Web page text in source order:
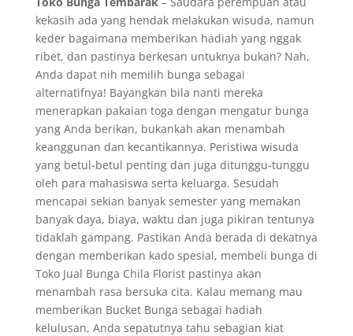
kekasih ada yang hendak melakukan wisuda, namun
keder bagaimana memberikan hadiah yang nggak
ribet, dan pastinya berkesan untuknya bukan? Nah,
Anda dapat nih memilih bunga sebagai
alternatifnya! Bayangkan bila nanti mereka
menerapkan pakaian toga dengan mengatur bunga
yang Anda berikan, bukankah akan menambah
keanggunan dan kecantikannya. Peristiwa wisuda
yang betul-betul penting dan juga ditunggu-tunggu
oleh para mahasiswa serta keluarga. Sesudah
mencapai sekian banyak semester yang memakan
banyak daya, biaya, waktu dan juga pikiran tentunya
tidaklah gampang. Pastikan Anda berada di dekatnya
dengan memberikan kado spesial, membeli bunga di
Toko Jual Bunga Chila Florist pastinya akan
menambah rasa bersuka cita. Kalau memang mau
memberikan Bucket Bunga sebagai hadiah
kelulusan, Anda sepatutnya tahu sebagian kiat